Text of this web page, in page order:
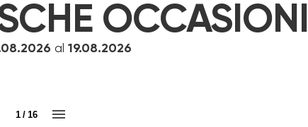
OCCASIONI
al 19.08.2026